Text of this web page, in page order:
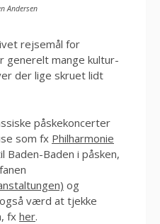
Andersen
rejsemål for
generelt mange kultur-
der lige skruet lidt
påskekoncerter
som fx Philharmonie
Baden-Baden i påsken,
og
værd at tjekke
fx her.